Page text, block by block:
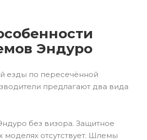
Эндуро
езды по пересечённой
предлагают два вида
без визора. Защитное
моделях отсутствует. Шлемы